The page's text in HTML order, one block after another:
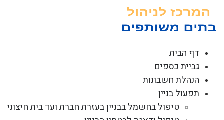
דף הבית
גביית כספים
הנהלת חשבונות
תפעול בניין
טיפול בחשמל בבניין בעזרת חברת ועד בית חיצוני